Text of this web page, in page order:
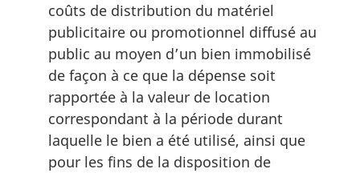
coûts de distribution du matériel
publicitaire ou promotionnel diffusé au
public au moyen d’un bien immobilisé
de façon à ce que la dépense soit
rapportée à la valeur de location
correspondant à la période durant
laquelle le bien a été utilisé, ainsi que
pour les fins de la disposition de